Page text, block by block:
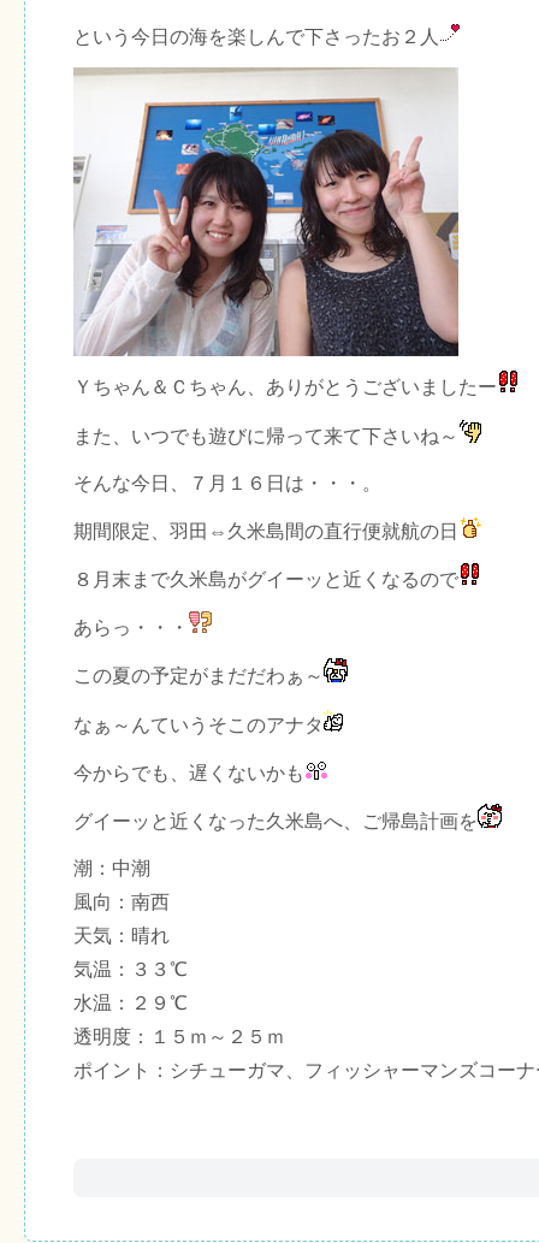
という今日の海を楽しんで下さったお２人
Ｙちゃん＆Ｃちゃん、ありがとうございましたー
また、いつでも遊びに帰って来て下さいね～
そんな今日、７月１６日は・・・。
期間限定、羽田⇔久米島間の直行便就航の日
８月末まで久米島がグイーッと近くなるので
あらっ・・・
この夏の予定がまだだわぁ～
なぁ～んていうそこのアナタ
今からでも、遅くないかも
グイーッと近くなった久米島へ、ご帰島計画を
潮：中潮
風向：南西
天気：晴れ
気温：３３℃
水温：２９℃
透明度：１５ｍ～２５ｍ
ポイント：シチューガマ、フィッシャーマンズコー